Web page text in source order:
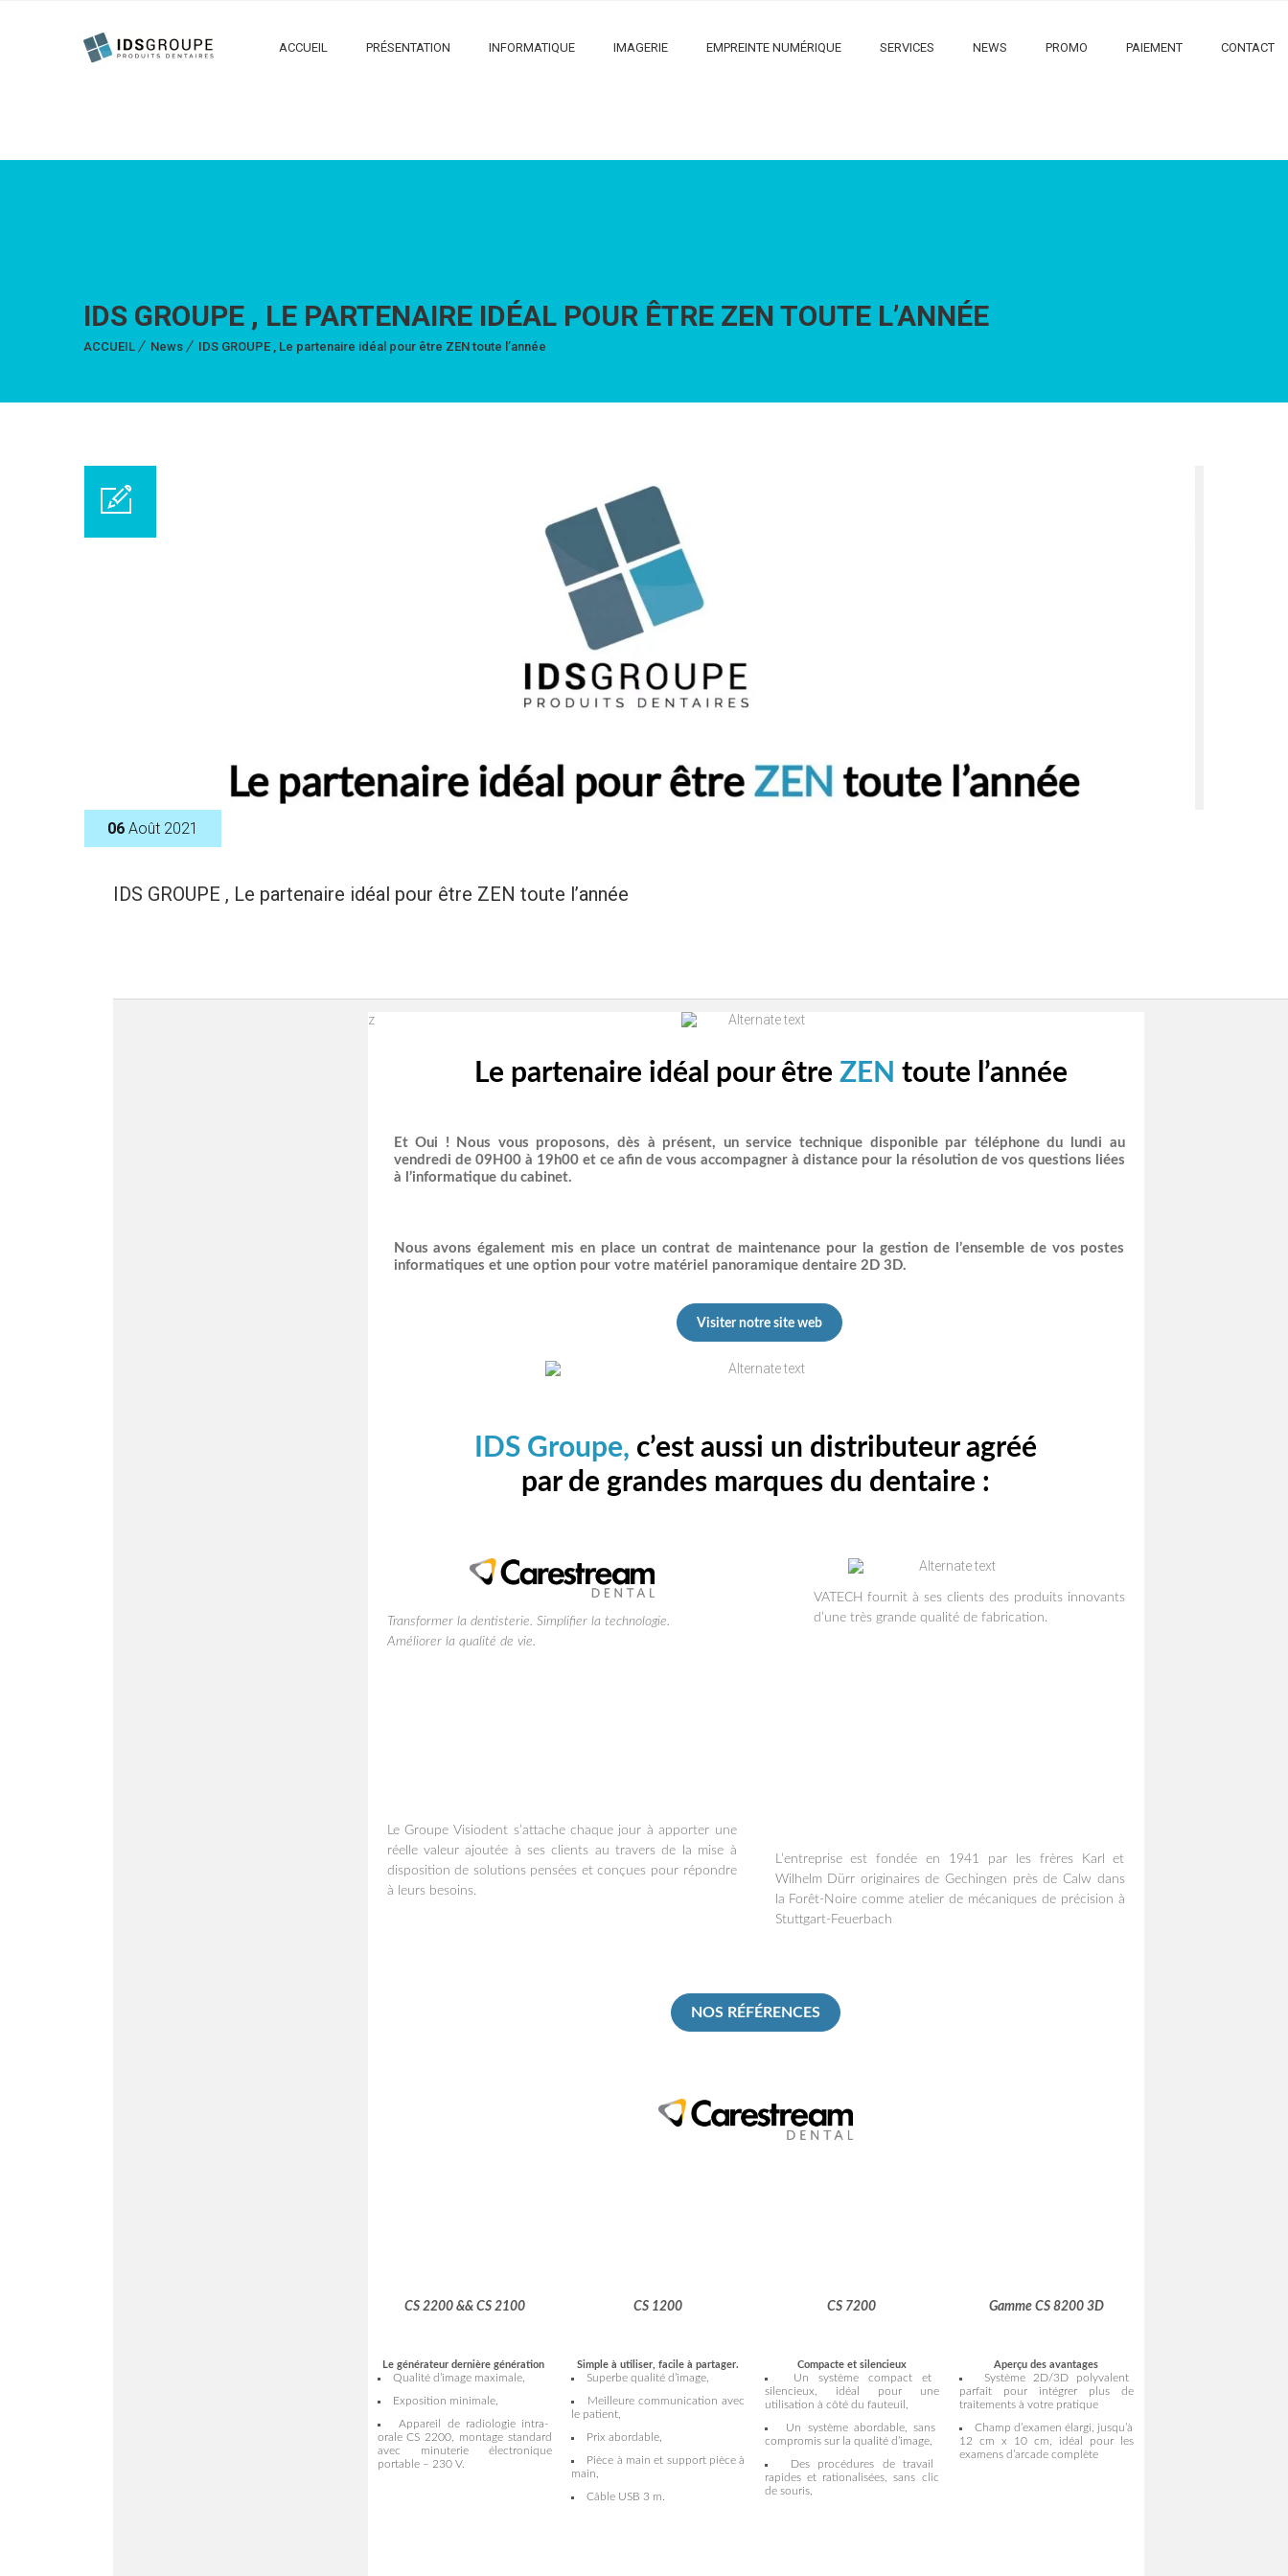
ACCUEIL PRÉSENTATION INFORMATIQUE IMAGERIE EMPREINTE NUMÉRIQUE SERVICES NEWS PROMO PAIEMENT CONTACT
IDS GROUPE , LE PARTENAIRE IDÉAL POUR ÊTRE ZEN TOUTE L’ANNÉE
ACCUEIL News IDS GROUPE , Le partenaire idéal pour être ZEN toute l’année
06 Août 2021
IDS GROUPE , Le partenaire idéal pour être ZEN toute l’année
z
Le partenaire idéal pour être ZEN toute l’année
Et Oui ! Nous vous proposons, dès à présent, un service technique disponible par téléphone du lundi au
vendredi de 09H00 à 19h00 et ce afin de vous accompagner à distance pour la résolution de vos questions liées
à l’informatique du cabinet.
Nous avons également mis en place un contrat de maintenance pour la gestion de l’ensemble de vos postes
informatiques et une option pour votre matériel panoramique dentaire 2D 3D.
Visiter notre site web
IDS Groupe, c’est aussi un distributeur agréé
par de grandes marques du dentaire :
Transformer la dentisterie. Simplifier la technologie.
Améliorer la qualité de vie.
VATECH fournit à ses clients des produits innovants
d’une très grande qualité de fabrication.
Le Groupe Visiodent s’attache chaque jour à apporter une
réelle valeur ajoutée à ses clients au travers de la mise à
disposition de solutions pensées et conçues pour répondre
à leurs besoins.
L’entreprise est fondée en 1941 par les frères Karl et
Wilhelm Dürr originaires de Gechingen près de Calw dans
la Forêt-Noire comme atelier de mécaniques de précision à
Stuttgart-Feuerbach
NOS RÉFÉRENCES
CS 2200 && CS 2100
Le générateur dernière génération
Qualité d’image maximale,
Exposition minimale,
Appareil de radiologie intra-
orale CS 2200, montage standard
avec minuterie électronique
portable – 230 V.
CS 1200
Simple à utiliser, facile à partager.
Superbe qualité d’image,
Meilleure communication avec
le patient,
Prix abordable,
Pièce à main et support pièce à
main,
Câble USB 3 m.
CS 7200
Compacte et silencieux
Un système compact et
silencieux, idéal pour une
utilisation à côté du fauteuil,
Un système abordable, sans
compromis sur la qualité d’image,
Des procédures de travail
rapides et rationalisées, sans clic
de souris,
Gamme CS 8200 3D
Aperçu des avantages
Système 2D/3D polyvalent
parfait pour intégrer plus de
traitements à votre pratique
Champ d’examen élargi, jusqu’à
12 cm x 10 cm, idéal pour les
examens d’arcade complète